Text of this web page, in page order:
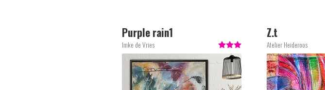
Imke de Vries
Purple rain1
Atelier Heideroos
Z.t